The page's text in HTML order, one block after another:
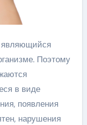
Поэтому
в виде
появления
нарушения